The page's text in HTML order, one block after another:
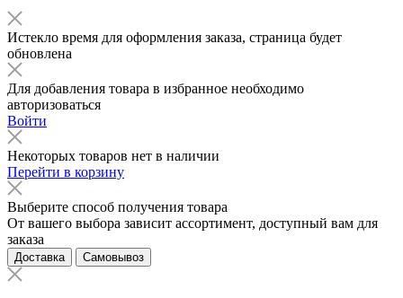
Истекло время для оформления заказа, страница будет
обновлена
Для добавления товара в избранное необходимо
авторизоваться
Войти
Некоторых товаров нет в наличии
Перейти в корзину
Выберите способ получения товара
От вашего выбора зависит ассортимент, доступный вам для
заказа
Доставка Самовывоз